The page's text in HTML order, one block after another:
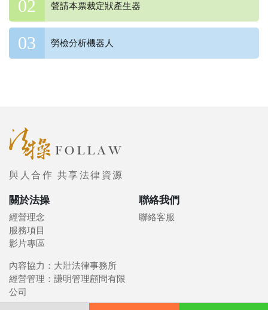
聲請本票裁定狀產生器
勞檢分析機器人
與人合作 共享法律資源
關於法操
經營理念
服務項目
影片專區
聯絡我們
聯絡客服
內容協力：大壯法律事務所
經營管理：謙明管理顧問有限
公司